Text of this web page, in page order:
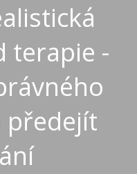
terapie -
předejít